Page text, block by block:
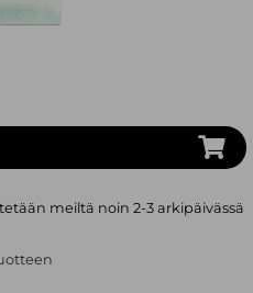
meiltä noin 2-3 arkipäivässä